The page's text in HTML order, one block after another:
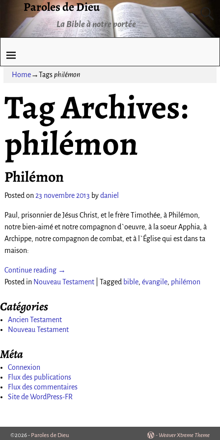
Paroles de Dieu
La Bible à notre portée
Home→Tagsphilémon
Tag Archives:
philémon
Philémon
Posted on 23 novembre 2013 bydaniel
Paul, prisonnier de Jésus Christ, et le frère Timothée, à Philémon,
notre bien-aimé et notre compagnon d`oeuvre, à la soeur Apphia, à
Archippe, notre compagnon de combat, et à l`Église qui est dans ta
maison:
Continue reading →
Posted in Nouveau Testament| Tagged bible, évangile, philémon
Catégories
Ancien Testament
Nouveau Testament
Méta
Connexion
Flux des publications
Flux des commentaires
Site de WordPress-FR
©2026 - Paroles de Dieu - Weaver Xtreme Theme